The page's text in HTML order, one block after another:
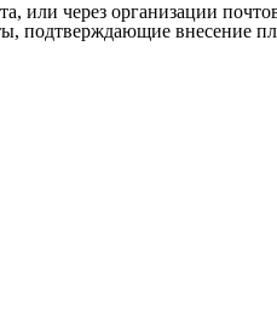
или через организации
подтверждающие внесение